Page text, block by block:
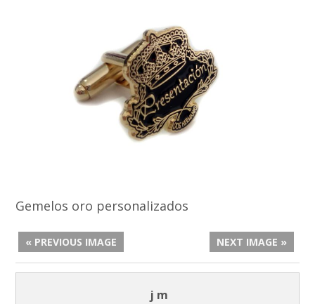
Gemelos oro personalizados
« PREVIOUS IMAGE NEXT IMAGE »
j m